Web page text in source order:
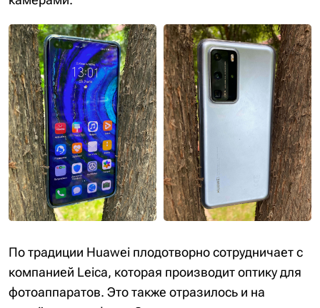
По традиции Huawei плодотворно сотрудничает с
компанией Leica, которая производит оптику для
фотоаппаратов. Это также отразилось и на